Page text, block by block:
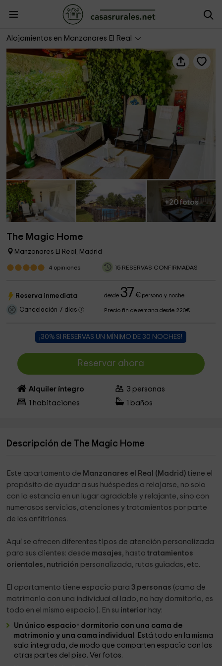
Alojamientos en Manzanares El Real
+20 fotos
The Magic Home
Manzanares El Real, Madrid
4 opiniones 15 RESERVAS CONFIRMADAS
Reserva inmediata desde37 €persona y noche
Cancelación 7 días Precio fin de semana desde 220€
¡30% SI RESERVAS UN MÍNIMO DE 30 NOCHES!
Reservar ahora
Alquiler íntegro 3 personas
habitaciones baños
Descripción de The Magic Home
Este apartamento de Manzanares el Real (Madrid) tiene el
propósito de ayudar a sus huéspedes a relajarse, no solo
con la estancia en un lugar agradable y relajante, sino con
numerosos servicios, atenciones y tratamientos por parte
de los anfitriones.
Aquí se ofrecen diferentes tipos de atención personalizada
para sus clientes: desde masajes, hastatratamientos
orientales, nutrición personalizada, rutas guiadas, etc.
El apartamento tiene espacio para 3 personas (cama de
matrimonio con una individual al lado, no hay dormitorio, es
todo en el mismo espacio ). En su interior hay:
Un único espacio- dormitorio con una cama de
matrimonio y una cama individual . Está todo en la misma
sala integrada, de modo que comparten espacio con las
otras partes del piso. Ver fotos.